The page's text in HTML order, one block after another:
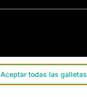
Aceptar todas las galletas